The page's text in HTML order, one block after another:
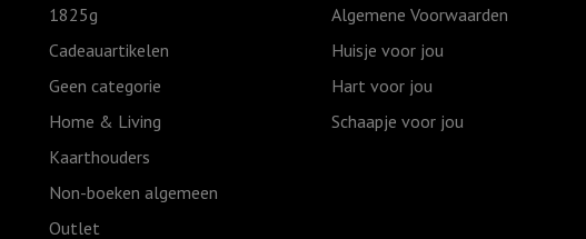
1825g
Cadeauartikelen
Geen categorie
Home & Living
Kaarthouders
Non-boeken algemeen
Outlet
Algemene Voorwaarden
Huisje voor jou
Hart voor jou
Schaapje voor jou